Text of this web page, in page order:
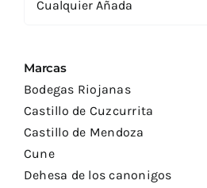
Marcas
Bodegas Riojanas
Castillo de Cuzcurrita
Castillo de Mendoza
Cune
Dehesa de los canonigos